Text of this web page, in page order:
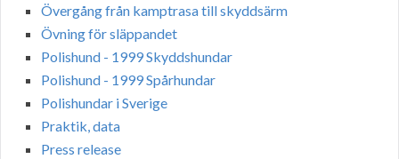
Övergång från kamptrasa till skyddsärm
Övning för släppandet
Polishund - 1999 Skyddshundar
Polishund - 1999 Spårhundar
Polishundar i Sverige
Praktik, data
Press release